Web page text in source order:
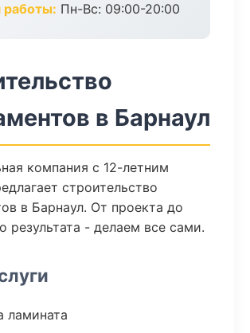
Пн-Вс: 09:00-20:00
в Барнаул
компания с 12-летним
строительство
в Барнаул. От проекта до
результата - делаем все сами.
ламината